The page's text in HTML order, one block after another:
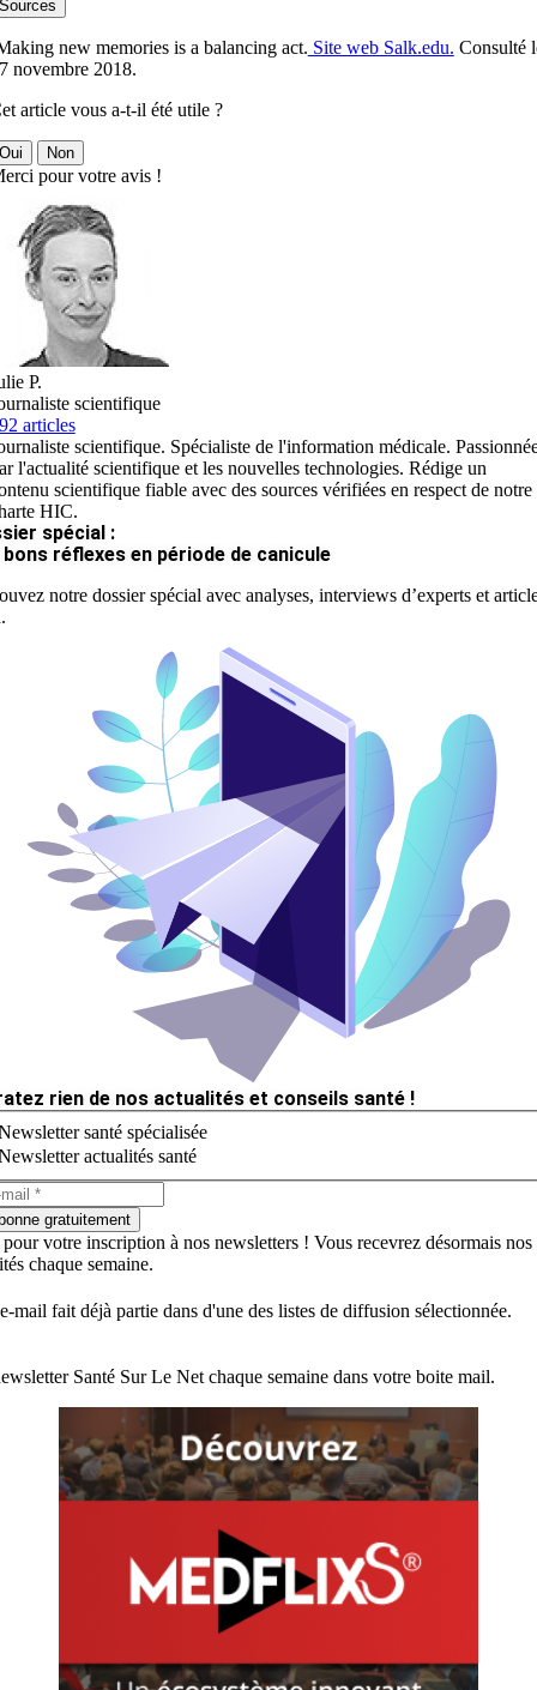
new memories is a balancing act. Site web Salk.edu. Consulté
novembre 2018.
article vous a-t-il été utile ?
Non
pour votre avis !
P.
scientifique
articles
scientifique. Spécialiste de l'information médicale.
l'actualité scientifique et les nouvelles technologies. Rédige un
scientifique fiable avec des sources vérifiées en respect de notre
HIC.
spécial :
bons réflexes en période de canicule
notre dossier spécial avec analyses, interviews d’experts et
rien de nos actualités et conseils santé !
santé spécialisée
actualités santé
gratuitement
votre inscription à nos newsletters ! Vous recevrez désormais nos
chaque semaine.
mail fait déjà partie dans d'une des listes de diffusion sélectionnée.
Santé Sur Le Net chaque semaine dans votre boite mail.